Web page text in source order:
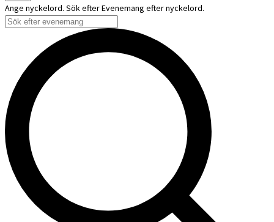
Ange nyckelord. Sök efter Evenemang efter nyckelord.